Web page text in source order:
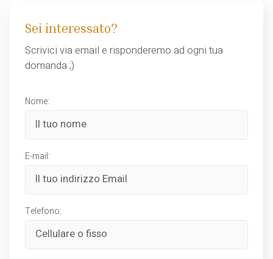
Sei interessato?
Scrivici via email e risponderemo ad ogni tua
domanda ;)
Nome:
E-mail:
Telefono: